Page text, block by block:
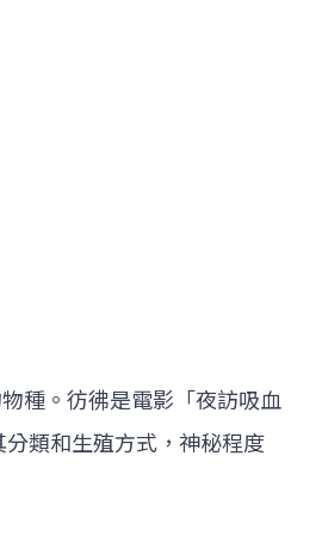
種。彷彿是電影「夜訪吸血
類和生殖方式，神秘程度